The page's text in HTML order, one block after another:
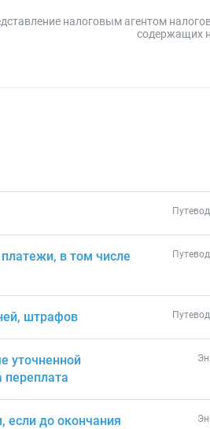
налоговым агентом
содержащих
в том числе
штрафов
уточненной
переплата
если до окончания